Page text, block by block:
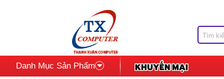
Danh Mục Sản Phẩm